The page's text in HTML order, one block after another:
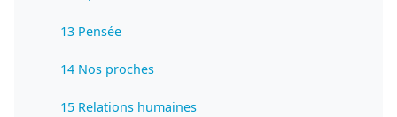
13 Pensée
14 Nos proches
15 Relations humaines